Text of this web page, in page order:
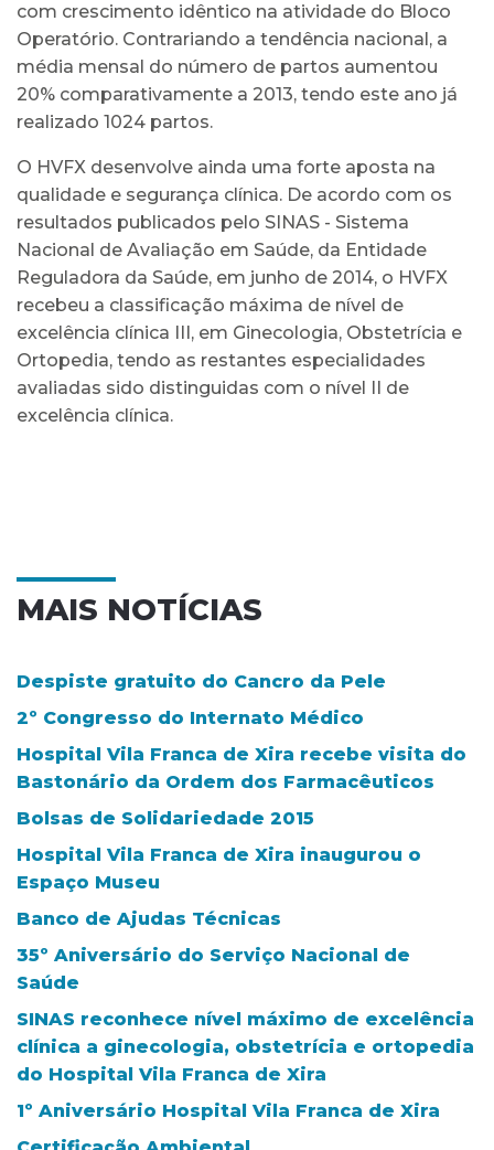
com crescimento idêntico na atividade do Bloco
Operatório. Contrariando a tendência nacional, a
média mensal do número de partos aumentou
20% comparativamente a 2013, tendo este ano já
realizado 1024 partos.
O HVFX desenvolve ainda uma forte aposta na
qualidade e segurança clínica. De acordo com os
resultados publicados pelo SINAS - Sistema
Nacional de Avaliação em Saúde, da Entidade
Reguladora da Saúde, em junho de 2014, o HVFX
recebeu a classificação máxima de nível de
excelência clínica III, em Ginecologia, Obstetrícia e
Ortopedia, tendo as restantes especialidades
avaliadas sido distinguidas com o nível II de
excelência clínica.
MAIS NOTÍCIAS
Despiste gratuito do Cancro da Pele
2º Congresso do Internato Médico
Hospital Vila Franca de Xira recebe visita do
Bastonário da Ordem dos Farmacêuticos
Bolsas de Solidariedade 2015
Hospital Vila Franca de Xira inaugurou o
Espaço Museu
Banco de Ajudas Técnicas
35º Aniversário do Serviço Nacional de
Saúde
SINAS reconhece nível máximo de excelência
clínica a ginecologia, obstetrícia e ortopedia
do Hospital Vila Franca de Xira
1º Aniversário Hospital Vila Franca de Xira